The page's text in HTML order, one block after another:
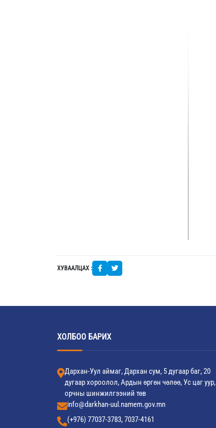
ХУВААЛЦАХ :
ХОЛБОО БАРИХ
Дархан-Уул аймаг, Дархан сум, 5 дугаар баг, 20
дугаар хороолол, Ардын өргөн чөлөө, Ус цаг уур,
орчны шинжилгээний төв
info@darkhan-uul.namem.gov.mn
(+976) 77037-3783, 7037-4161